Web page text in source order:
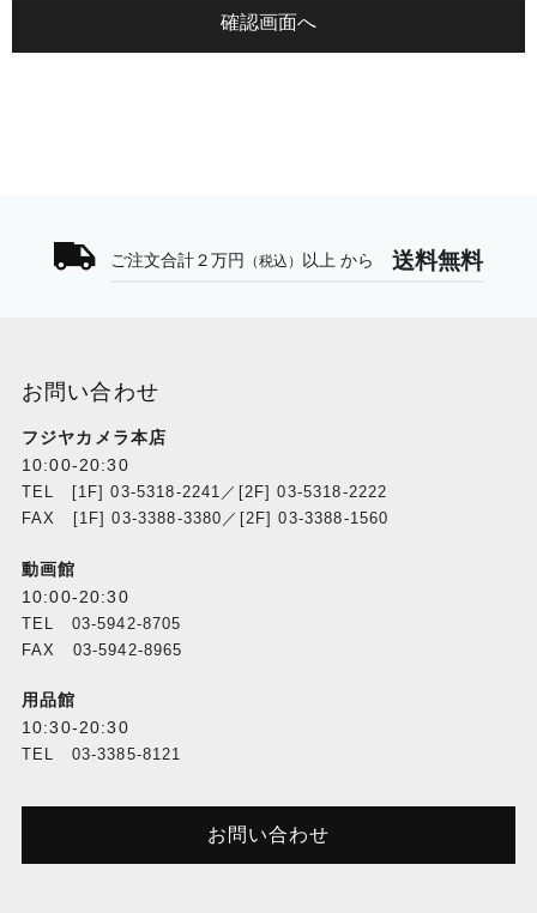
ご注文合計２万円 （税込） 以上 から 送料無料
お問い合わせ
フジヤカメラ本店
10:00-20:30
TEL [1F] 03-5318-2241／[2F] 03-5318-2222
FAX [1F] 03-3388-3380／[2F] 03-3388-1560
動画館
10:00-20:30
TEL 03-5942-8705
FAX 03-5942-8965
用品館
10:30-20:30
TEL 03-3385-8121
お問い合わせ